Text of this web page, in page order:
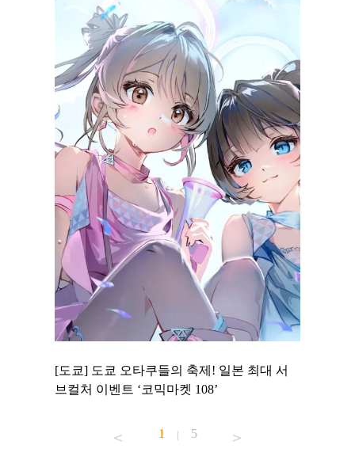
[도쿄] 도쿄 오타쿠들의 축제! 일본 최대 서
브컬처 이벤트 ‘코믹마켓 108’
1 | 5